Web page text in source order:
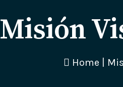
Misión
Home